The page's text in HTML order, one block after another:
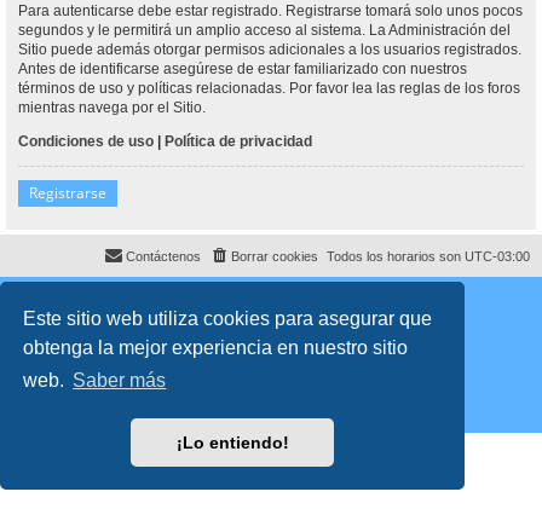
Este sitio web utiliza cookies para asegurar que
obtenga la mejor experiencia en nuestro sitio
web. Saber más
¡Lo entiendo!
Para autenticarse debe estar registrado. Registrarse tomará solo unos pocos
segundos y le permitirá un amplio acceso al sistema. La Administración del
Sitio puede además otorgar permisos adicionales a los usuarios registrados.
Antes de identificarse asegúrese de estar familiarizado con nuestros
términos de uso y políticas relacionadas. Por favor lea las reglas de los foros
mientras navega por el Sitio.
Condiciones de uso | Política de privacidad
Registrarse
Todos los horarios son UTC-03:00
Borrar cookies
Contáctenos
Traducción al español porphpBB España
Abogados Argentinos
Privacidad|Condiciones